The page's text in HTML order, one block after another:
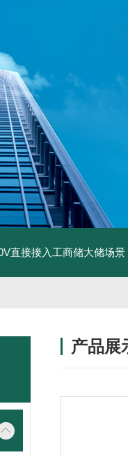
直接接入工商储大储场景
产品展